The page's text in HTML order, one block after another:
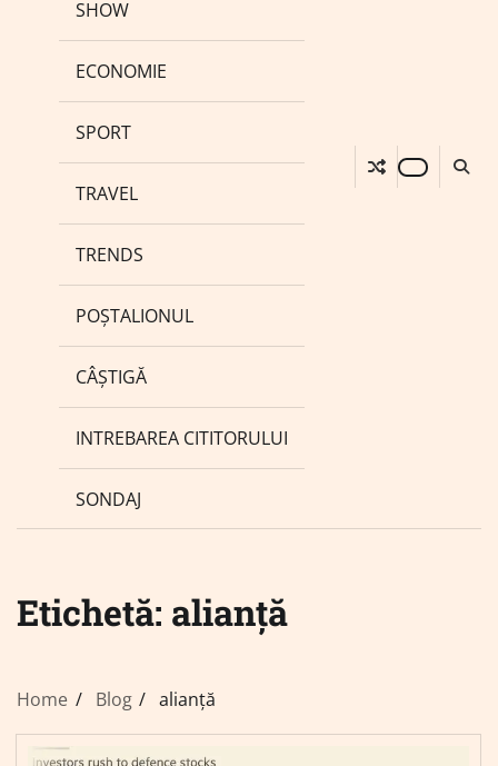
SHOW
ECONOMIE
SPORT
TRAVEL
TRENDS
POȘTALIONUL
CÂȘTIGĂ
INTREBAREA CITITORULUI
SONDAJ
Etichetă: alianță
Home Blog alianță